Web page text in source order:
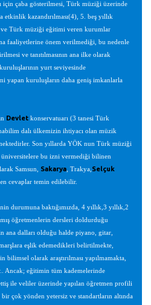
için çaba gösterilmesi, Türk müziği üzerinde
etkinlik kazandırılması(4), 5. beş yıllık
ve Türk müziği eğitimi veren kurumlar
faaliyetlerine önem verilmediği, bu nedenle
ve tanıtılmasının ana ilke olarak
yurt seviyesinde
yapan kuruluşların daha geniş imkanlarla
Devlet konservatuarı (3 tanesi Türk
dalı ülkemizin ihtiyacı olan müzik
Son yıllarda YÖK nun Türk müziği
bu izni vermediği bilinen
Samsun, Sakarya , Trakya, Selçuk
cevaplar temin edilebilir.
durumuna baktığımızda, 4 yıllık,3 yıllık,2
öğretmenlerin dersleri doldurduğu
ana dalları olduğu halde piyano, gitar,
eşlik edemedikleri belirtilmekte,
olarak araştırılması yapılmamakta,
Ancak; eğitimin tüm kademelerinde
ile veliler üzerinde yapılan öğretmen profili
çok yönden yetersiz ve standartların altında